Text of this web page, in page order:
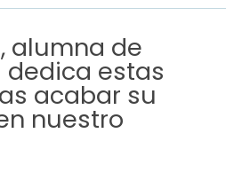
alumna de
dedica estas
acabar su
nuestro